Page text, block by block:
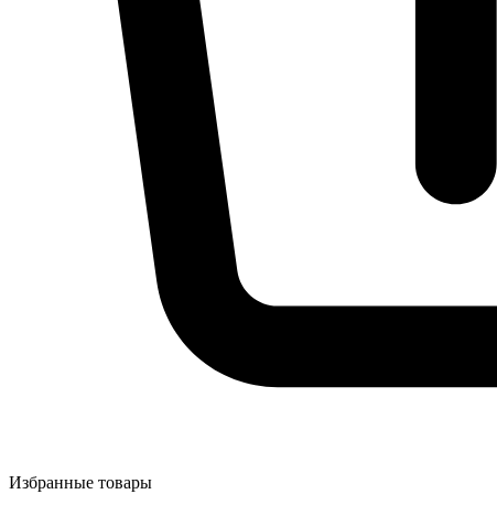
Избранные товары